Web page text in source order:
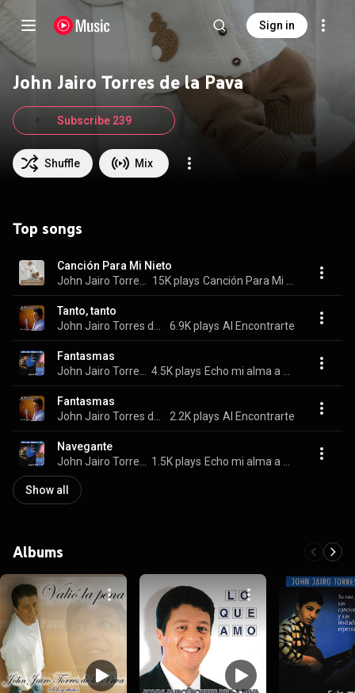
Sign in
John Jairo Torres de la Pava
Shuffle Mix
Subscribe 239
Top songs
Canción Para Mi Nieto
15K plays
Tanto, tanto
6.9K plays Al Encontrarte
Fantasmas
4.5K plays
Fantasmas
2.2K plays Al Encontrarte
Navegante
1.5K plays
Show all
Albums